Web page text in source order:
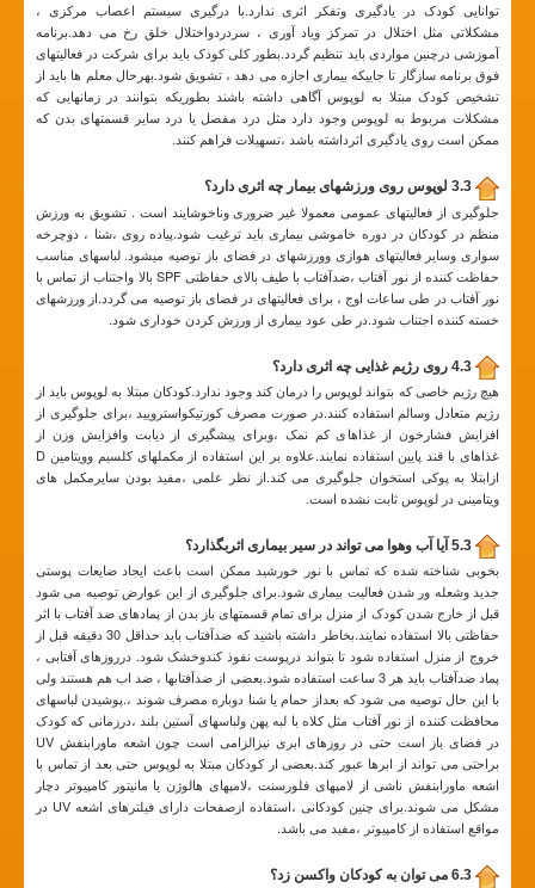
توانایی کودک در یادگیری وتفکر اثری ندارد.با درگیری سیستم اعصاب مرکزی ،
مشکلاتی مثل اختلال در تمرکز ویاد آوری ، سردردواختلال خلق رخ می دهد.برنامه
آموزشی درچنین مواردی باید تنظیم گردد.بطور کلی کودک باید برای شرکت در فعالیتهای
فوق برنامه سازگار تا جاییکه بیماری اجازه می دهد ، تشویق شود.بهرحال معلم ها باید از
تشخیص کودک مبتلا به لوپوس آگاهی داشته باشند بطوریکه بتوانند در زمانهایی که
مشکلات مربوط به لوپوس وجود دارد مثل درد مفصل یا درد سایر قسمتهای بدن که
ممکن است روی یادگیری اثرداشته باشد ،تسهیلات فراهم کنند.
جلوگیری از فعالیتهای عمومی معمولا غیر ضروری وناخوشایند است . تشویق به ورزش
منظم در کودکان در دوره خاموشی بیماری باید ترغیب شود.پیاده روی ،شنا ، دوچرخه
سواری وسایر فعالیتهای هوازی وورزشهای در فضای باز توصیه میشود. لباسهای مناسب
حفاظت کننده از نور آفتاب ،ضدآفتاب با طیف بالای حفاظتی SPF بالا واجتناب از تماس با
نور آفتاب در طی ساعات اوج ، برای فعالیتهای در فضای باز توصیه می گردد.از ورزشهای
خسته کننده اجتناب شود.در طی عود بیماری از ورزش کردن خوداری شود.
هیچ رژیم خاصی که بتواند لوپوس را درمان کند وجود ندارد.کودکان مبتلا به لوپوس باید از
رژیم متعادل وسالم استفاده کنند.در صورت مصرف کورتیکواسترویید ،برای جلوگیری از
افزایش فشارخون از غذاهای کم نمک ،وبرای پیشگیری از دیابت وافزایش وزن از
غذاهای با قند پایین استفاده نمایند.علاوه بر این استفاده از مکملهای کلسیم وویتامین D
ازابتلا به پوکی استخوان جلوگیری می کند.از نظر علمی ،مفید بودن سایرمکمل های
ویتامینی در لوپوس ثابت نشده است.
بخوبی شناخته شده که تماس با نور خورشید ممکن است باعث ایجاد ضایعات پوستی
جدید وشعله ور شدن فعالیت بیماری شود.برای جلوگیری از این عوارض توصیه می شود
قبل از خارج شدن کودک از منزل برای تمام قسمتهای باز بدن از پمادهای ضد آفتاب با اثر
حفاظتی بالا استفاده نمایند.بخاطر داشته باشید که ضدآفتاب باید حداقل 30 دقیقه قبل از
خروج از منزل استفاده شود تا بتواند درپوست نفوذ کندوخشک شود. درروزهای آفتابی ،
پماد ضدآفتاب باید هر 3 ساعت استفاده شود.بعضی از ضدآفتابها ، ضد اب هم هستند ولی
با این حال توصیه می شود که بعداز حمام یا شنا دوباره مصرف شوند ،.پوشیدن لباسهای
محافظت کننده از نور آفتاب مثل کلاه با لبه پهن ولباسهای آستین بلند ،درزمانی که کودک
در فضای باز است حتی در روزهای ابری نیزالزامی است چون اشعه ماورابنفش UV
براحتی می تواند از ابرها عبور کند.بعضی ار کودکان مبتلا به لوپوس حتی بعد از تماس با
اشعه ماورابنفش ناشی از لامپهای فلورسنت ،لامپهای هالوژن یا مانیتور کامپیوتر دچار
مشکل می شوند.برای چنین کودکانی ،استفاده ازصفحات دارای فیلترهای اشعه UV در
مواقع استفاده از کامپیوتر ،مفید می باشد.